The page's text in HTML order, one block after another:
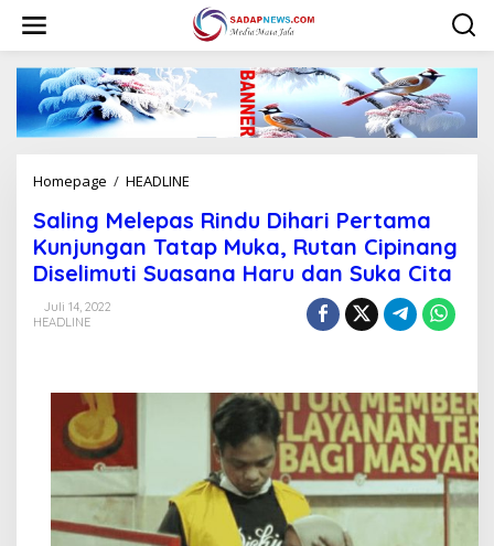
w
Homepage / HEADLINE
l
i
n
g
a
n
d
Saling Melepas Rindu Dihari Pertama
Kunjungan Tatap Muka, Rutan Cipinang
Diselimuti Suasana Haru dan Suka Cita
Juli 14, 2022
HEADLINE